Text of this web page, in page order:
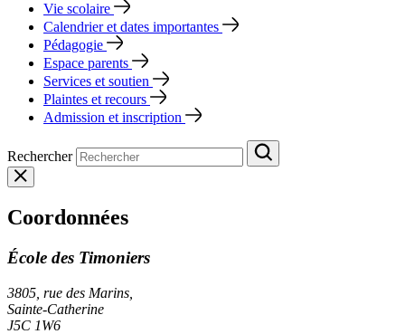
Vie scolaire
Calendrier et dates importantes
Pédagogie
Espace parents
Services et soutien
Plaintes et recours
Admission et inscription
Rechercher
Coordonnées
École des Timoniers
3805, rue des Marins,
Sainte-Catherine
J5C 1W6